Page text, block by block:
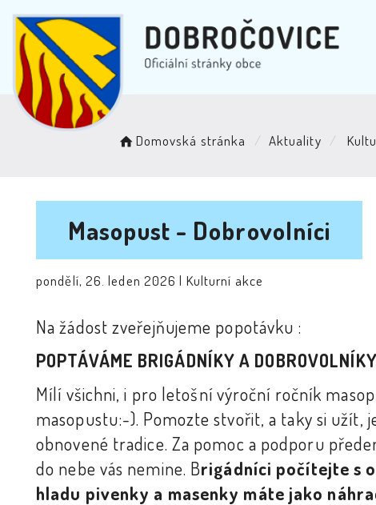
Domovská stránka Aktuality
Masopust - Dobrovolníci
pondělí, 26. leden 2026 | Kulturní akce
Na žádost zveřejňujeme popotávku :
POPTÁVÁME BRIGÁDNÍKY A
Mílí všichni, i pro letošní výroční ročník
masopustu:-). Pomozte stvořit, a taky si užít,
obnovené tradice. Za pomoc a podporu
do nebe vás nemine. Brigádníci počítejte s
hladu pivenky a masenky máte jako